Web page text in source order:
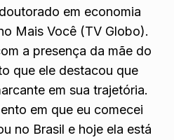
em economia
Mais Você (TV Globo).
a presença da mãe do
que ele destacou que
em sua trajetória.
em que eu comecei
no Brasil e hoje ela está